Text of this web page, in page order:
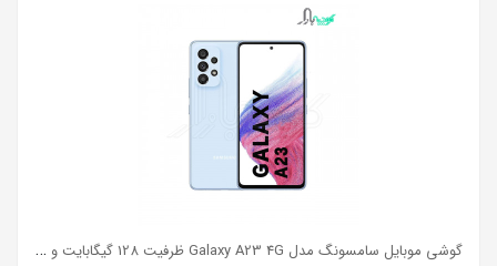
گ
وشی موبایل سامسونگ مدل Galaxy A23 4G ظرفیت 128 گیگابایت و رم 6 گیگ